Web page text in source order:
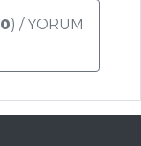
0) / YORUM